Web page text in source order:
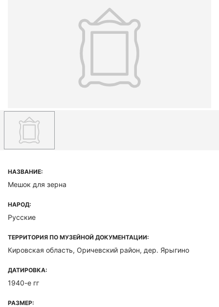
НАЗВАНИЕ:
Мешок для зерна
НАРОД:
Русские
ТЕРРИТОРИЯ ПО МУЗЕЙНОЙ ДОКУМЕНТАЦИИ:
Кировская область, Оричевский район, дер. Ярыгино
ДАТИРОВКА:
1940-е гг
РАЗМЕР: